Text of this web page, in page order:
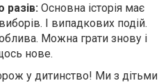
разів: Основна історія має
І випадкових подій.
Можна грати знову і
нове.
у дитинство! Ми з дітьми